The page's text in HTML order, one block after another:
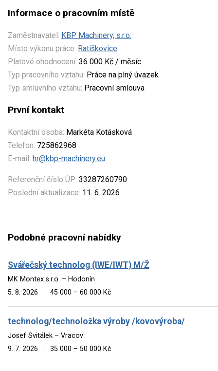
Informace o pracovním místě
Zaměstnavatel: KBP Machinery, s.r.o.
Místo výkonu práce: Ratíškovice
Platové ohodnocení: 36 000 Kč / měsíc
Typ pracovního vztahu: Práce na plný úvazek
Typ smluvního vztahu: Pracovní smlouva
První kontakt
Kontaktní osoba: Markéta Kotásková
Telefon: 725862968
E-mail: hr@kbp-machinery.eu
Referenční číslo ÚP: 33287260790
Poslední aktualizace: 11. 6. 2026
Podobné pracovní nabídky
Svářečský technolog (IWE/IWT) M/Ž
MK Montex s.r.o. – Hodonín
5. 8. 2026
· 45 000 – 60 000 Kč
technolog/technoložka výroby /kovovýroba/
Josef Svitálek – Vracov
9. 7. 2026
· 35 000 – 50 000 Kč